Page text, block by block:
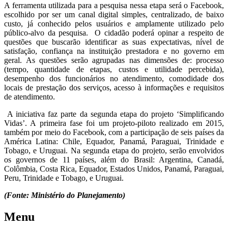
A ferramenta utilizada para a pesquisa nessa etapa será o Facebook,
escolhido por ser um canal digital simples, centralizado, de baixo
custo, já conhecido pelos usuários e amplamente utilizado pelo
público-alvo da pesquisa. O cidadão poderá opinar a respeito de
questões que buscarão identificar as suas expectativas, nível de
satisfação, confiança na instituição prestadora e no governo em
geral. As questões serão agrupadas nas dimensões de: processo
(tempo, quantidade de etapas, custos e utilidade percebida),
desempenho dos funcionários no atendimento, comodidade dos
locais de prestação dos serviços, acesso à informações e requisitos
de atendimento.
A iniciativa faz parte da segunda etapa do projeto ‘Simplificando
Vidas’. A primeira fase foi um projeto-piloto realizado em 2015,
também por meio do Facebook, com a participação de seis países da
América Latina: Chile, Equador, Panamá, Paraguai, Trinidade e
Tobago, e Uruguai. Na segunda etapa do projeto, serão envolvidos
os governos de 11 países, além do Brasil: Argentina, Canadá,
Colômbia, Costa Rica, Equador, Estados Unidos, Panamá, Paraguai,
Peru, Trinidade e Tobago, e Uruguai.
(Fonte: Ministério do Planejamento)
Menu